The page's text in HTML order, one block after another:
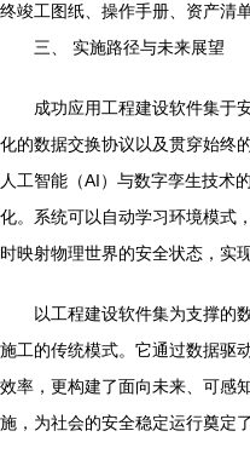
终竣工图纸、操作手册、资产清
三、 实施路径与未来展望
成功应用工程建设软件集于
化的数据交换协议以及贯穿始终
人工智能（AI）与数字孪生技术
化。系统可以自动学习环境模式
时映射物理世界的安全状态，实
以工程建设软件集为支撑的
施工的传统模式。它通过数据驱
效率，更构建了面向未来、可感
施，为社会的安全稳定运行奠定